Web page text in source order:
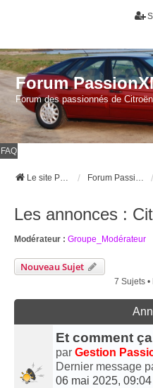
Forum
Forum des passionnés de
FAQ
Le site Passion XM Forum Passion XM
Les annonces :
Modérateur : Groupe_Modérateur
Nouveau Sujet
7 Sujets •
Et comment
par Gestion
Dernier message
06 mai 2025, 09:04